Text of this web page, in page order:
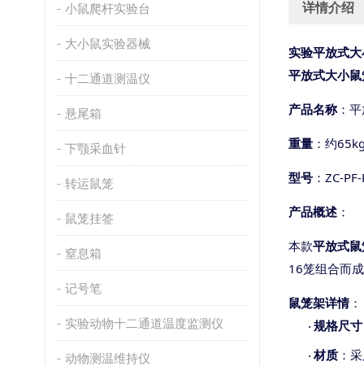
小鼠爬杆实验台
大小鼠实验器械
十二通道测温仪
悬尾箱
下颚采血针
转运鼠笼
鼠笼挂签
窒息箱
记号笔
实验动物十二通道温度监测仪
动物测温维持仪
详情介绍
实验平放式
平放式大小
产品名称：
重量 ：约
型号 ： ZC-
产品概述 ：
本款平放式
16笼组合而
鼠笼架详情 ：
· 规格尺寸
·材质 ：